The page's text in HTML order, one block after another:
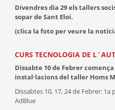
Divendres dia 29 els tallers
sopar de Sant Eloi.
(clica la foto per veure la
CURS TECNOLOGIA DE
Dissabte 10 de Febrer
instal·lacions del taller Homs
Dissabtes 10, 17, 24 de Febrer: 1a
AdBlue